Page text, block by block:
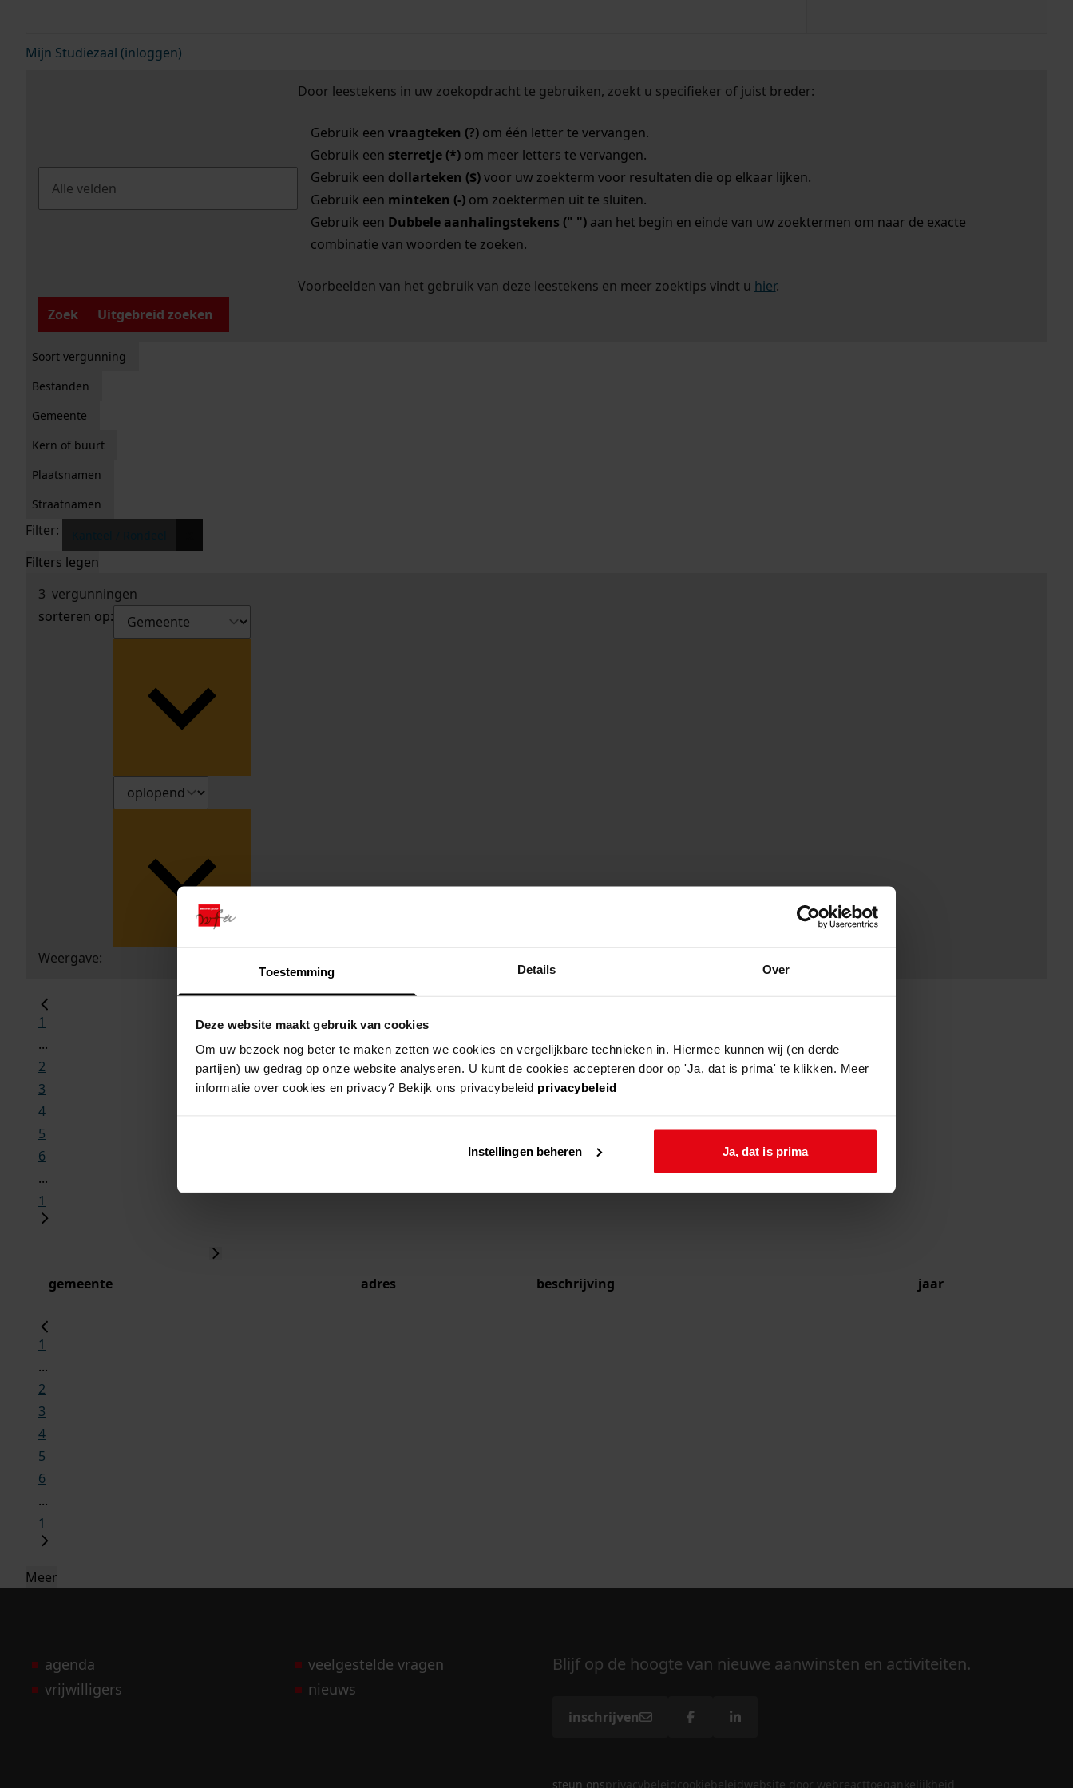
Toestemming Details Over
Deze website maakt gebruik van cookies
Om uw bezoek nog beter te maken zetten we cookies en vergelijkbare technieken in. Hiermee kunnen wij (en derde
partijen) uw gedrag op onze website analyseren. U kunt de cookies accepteren door op 'Ja, dat is prima' te klikken. Meer
informatie over cookies en privacy? Bekijk ons privacybeleid privacybeleid
Instellingen beheren Ja, dat is prima
Mijn Studiezaal (inloggen)
Door leestekens in uw zoekopdracht te gebruiken, zoekt u specifieker of juist breder:
Gebruik een vraagteken (?)om één letter te vervangen.
Gebruik een sterretje (*)om meer letters te vervangen.
Gebruik een dollarteken ($)voor uw zoekterm voor resultaten die op elkaar lijken.
Gebruik een minteken (-)om zoektermen uit te sluiten.
Gebruik een Dubbele aanhalingstekens (" ")aan het begin en einde van uw zoektermen om naar de exacte
combinatie van woorden te zoeken.
Voorbeelden van het gebruik van deze leestekens en meer zoektips vindt u hier.
Zoek
Uitgebreid zoeken
Soort vergunning
Bestanden
Gemeente
Kern of buurt
Plaatsnamen
Straatnamen
Filter:
Filters legen
3 vergunningen
sorteren op:
Weergave:
1
...
2
3
4
5
6
...
1
gemeente adres beschrijving jaar
1
...
2
3
4
5
6
...
1
Meer
agenda
vrijwilligers
veelgestelde vragen
nieuws
Blijf op de hoogte van nieuwe aanwinsten en activiteiten.
inschrijven
steun onsprivacybeleidcookiebeleidwebsite door webreacttoegankelijkheid